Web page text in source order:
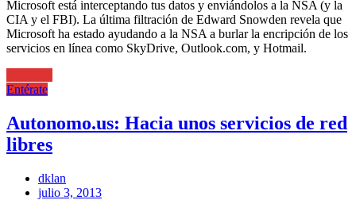
Microsoft está interceptando tus datos y enviándolos a la NSA (y la
CIA y el FBI). La última filtración de Edward Snowden revela que
Microsoft ha estado ayudando a la NSA a burlar la encripción de los
servicios en línea como SkyDrive, Outlook.com, y Hotmail.
Entérate
Autonomo.us: Hacia unos servicios de red
libres
dklan
Posted
julio 3, 2013